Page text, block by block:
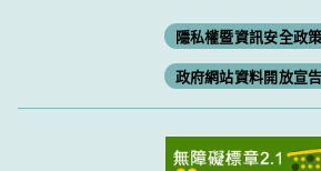
隱私權暨資訊安全政策
政府網站資料開放宣告